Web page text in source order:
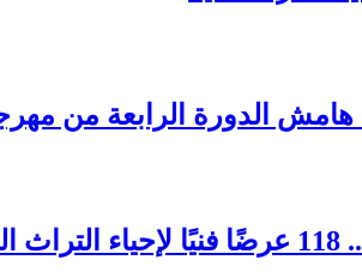
الدورة الرابعة من